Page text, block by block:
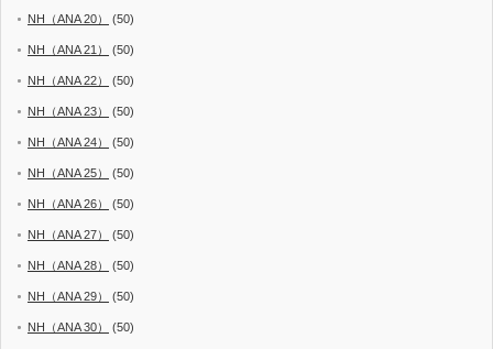
NH（ANA 20） (50)
NH（ANA 21） (50)
NH（ANA 22） (50)
NH（ANA 23） (50)
NH（ANA 24） (50)
NH（ANA 25） (50)
NH（ANA 26） (50)
NH（ANA 27） (50)
NH（ANA 28） (50)
NH（ANA 29） (50)
NH（ANA 30） (50)